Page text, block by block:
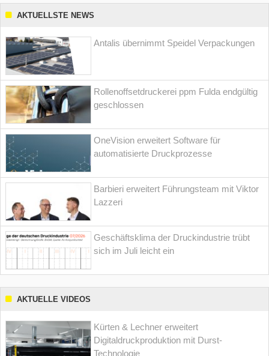
AKTUELLSTE NEWS
Antalis übernimmt Speidel Verpackungen
Rollenoffsetdruckerei ppm Fulda endgültig
geschlossen
OneVision erweitert Software für
automatisierte Druckprozesse
Barbieri erweitert Führungsteam mit Viktor
Lazzeri
Geschäftsklima der Druckindustrie trübt
sich im Juli leicht ein
AKTUELLE VIDEOS
Kürten & Lechner erweitert
Digitaldruckproduktion mit Durst-
Technologie